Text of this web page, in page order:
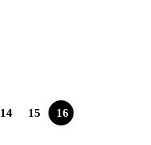
14 15 16